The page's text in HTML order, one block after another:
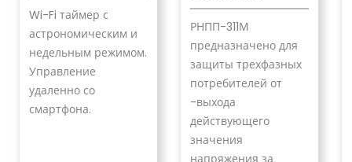
Wi-Fi таймер с
астрономическим и
недельным режимом.
Управление
удаленно со
смартфона.
РНПП-311М
предназначено для
защиты трехфазных
потребителей от
-выхода
действующего
значения